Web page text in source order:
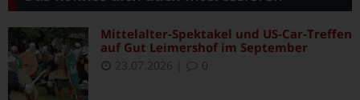
Mittelalter-Spektakel und US-Car-Treffen
auf Gut Leimershof im September
23.07.2026 0